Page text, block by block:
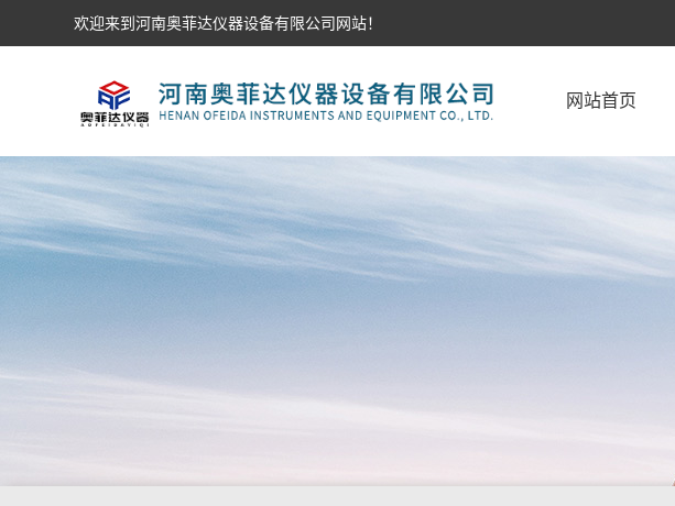
欢迎来到河南奥菲达仪器设备有限公司网站！
网站首页